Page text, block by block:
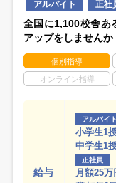
アルバイト 正社
全国に1,100校舎あ
アップをしませんか
個別指導
オンライン指導
給与
アルバイト
小学生1
中学生1
正社員
月額25万